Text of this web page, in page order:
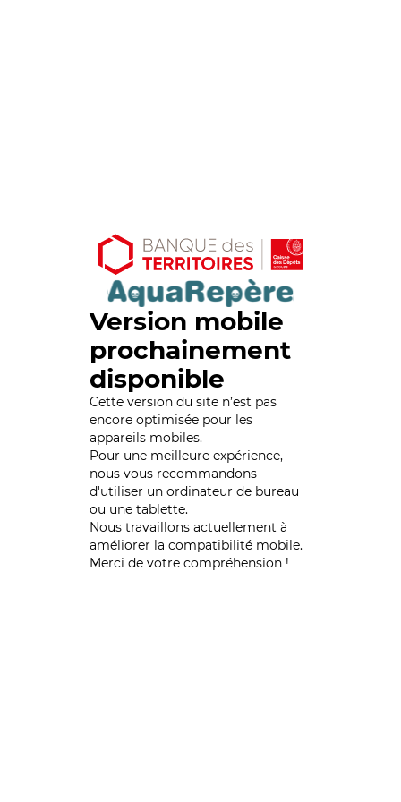
Version mobile
prochainement
disponible
Cette version du site n’est pas
encore optimisée pour les
appareils mobiles.
Pour une meilleure expérience,
nous vous recommandons
d'utiliser un ordinateur de bureau
ou une tablette.
Nous travaillons actuellement à
améliorer la compatibilité mobile.
Merci de votre compréhension !